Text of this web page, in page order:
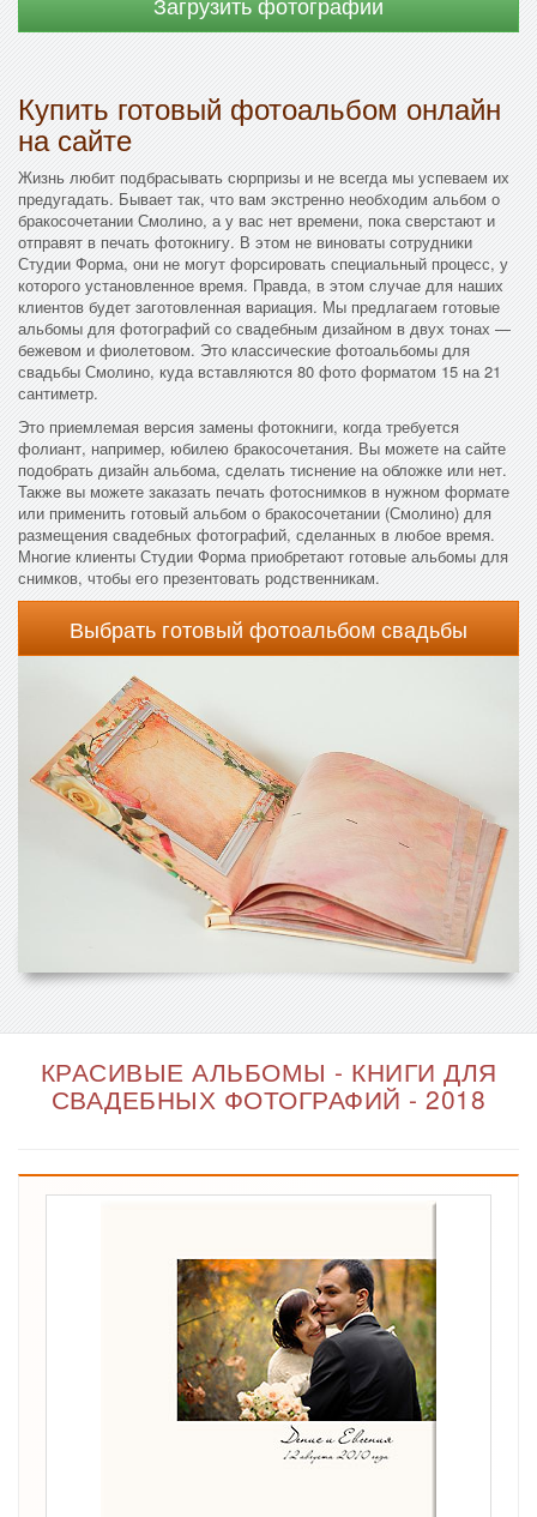
Купить готовый фотоальбом онлайн
на сайте
Жизнь любит подбрасывать сюрпризы и не всегда мы успеваем их
предугадать. Бывает так, что вам экстренно необходим альбом о
бракосочетании Смолино, а у вас нет времени, пока сверстают и
отправят в печать фотокнигу. В этом не виноваты сотрудники
Студии Форма, они не могут форсировать специальный процесс, у
которого установленное время. Правда, в этом случае для наших
клиентов будет заготовленная вариация. Мы предлагаем готовые
альбомы для фотографий со свадебным дизайном в двух тонах —
бежевом и фиолетовом. Это классические фотоальбомы для
свадьбы Смолино, куда вставляются 80 фото форматом 15 на 21
сантиметр.
Это приемлемая версия замены фотокниги, когда требуется
фолиант, например, юбилею бракосочетания. Вы можете на сайте
подобрать дизайн альбома, сделать тиснение на обложке или нет.
Также вы можете заказать печать фотоснимков в нужном формате
или применить готовый альбом о бракосочетании (Смолино) для
размещения свадебных фотографий, сделанных в любое время.
Многие клиенты Студии Форма приобретают готовые альбомы для
снимков, чтобы его презентовать родственникам.
Выбрать готовый фотоальбом свадьбы
КРАСИВЫЕ АЛЬБОМЫ - КНИГИ ДЛЯ
СВАДЕБНЫХ ФОТОГРАФИЙ - 2018